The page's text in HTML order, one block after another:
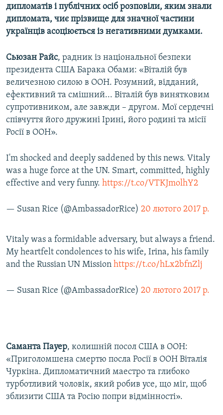
дипломатів і публічних осіб розповіли, яким знали
дипломата, чиє прізвище для значної частини
українців асоціюється із негативними думками.
Сьюзан Райс, радник із національної безпеки
президента США Барака Обами: «Віталій був
величезною силою в ООН. Розумний, відданий,
ефективний та смішний... Віталій був винятковим
супротивником, але завжди – другом. Мої сердечні
співчуття його дружині Ірині, його родині та місії
Росії в ООН».
I'm shocked and deeply saddened by this news. Vitaly
was a huge force at the UN. Smart, committed, highly
effective and very funny. https://t.co/VTKJmolhY2
— Susan Rice (@AmbassadorRice) 20 лютого 2017 р.
Vitaly was a formidable adversary, but always a friend.
My heartfelt condolences to his wife, Irina, his family
and the Russian UN Mission https://t.co/hLx2bfnZlj
— Susan Rice (@AmbassadorRice) 20 лютого 2017 р.
Саманта Пауер, колишній посол США в ООН:
«Приголомшена смертю посла Росії в ООН Віталія
Чуркіна. Дипломатичний маестро та глибоко
турботливий чоловік, який робив усе, що міг, щоб
зблизити США та Росію попри відмінності».